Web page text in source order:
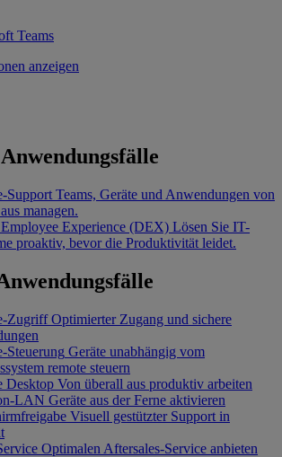
Teams
anzeigen
Support Teams, Geräte und Anwendungen von
managen.
Experience (DEX) Lösen Sie IT-
proaktiv, bevor die Produktivität leidet.
Zugriff Optimierter Zugang und sichere
Steuerung Geräte unabhängig vom
remote steuern
Desktop Von überall aus produktiv arbeiten
LAN Geräte aus der Ferne aktivieren
Visuell gestützter Support in
Optimalen Aftersales-Service anbieten